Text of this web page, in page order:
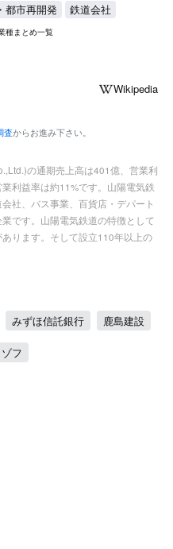
都市再開発
鉄道会社
種まとめ一覧
Wikipedia
査からお進み下さい。
の通期売上高は401億、営業利
利益率は約11%です。山陽電気鉄
社、バス事業、百貨店・デパート
です。山陽電気鉄道の特徴として
ります。そして設立110年以上の
みずほ信託銀行 鹿島建設
フ